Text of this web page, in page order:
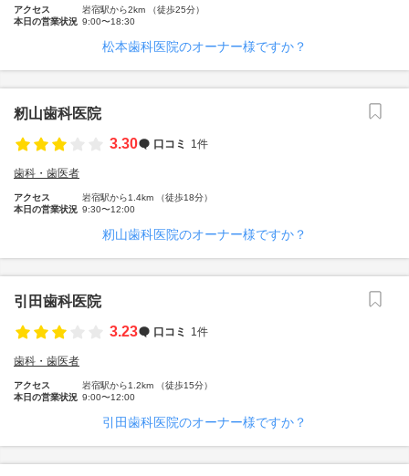
アクセス
岩宿駅から2km （徒歩25分）
本日の営業状況 9:00〜18:30
松本歯科医院のオーナー様ですか？
籾山歯科医院
3.30
口コミ 1件
歯科・歯医者
アクセス
岩宿駅から1.4km （徒歩18分）
本日の営業状況 9:30〜12:00
籾山歯科医院のオーナー様ですか？
引田歯科医院
3.23
口コミ 1件
歯科・歯医者
アクセス
岩宿駅から1.2km （徒歩15分）
本日の営業状況 9:00〜12:00
引田歯科医院のオーナー様ですか？